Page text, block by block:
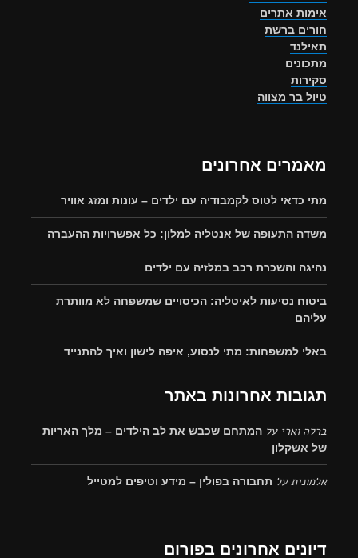
אימות אתרים
חורים ברשת
תאילנד
מתכונים
סקירות
טיול בר מצווה
מאמרים אחרונים
מתי כדאי לטוס לקמבודיה עם ילדים – עונות ומזג אוויר
משדה התעופה של אנטליה למלון: כל אפשרויות ההעברה
נהיגה והשכרת רכב במלזיה עם ילדים
ביטוח נסיעות לאיטליה: הכיסויים שמשפחה לא מוותרת
עליהם
באלי למשפחות: מתי לנסוע, איפה לישון ואיך להתנייד
תגובות אחרונות באתר
ברלה וארי על המתחם שכבש את לב הילדים – מלך האריות
של אשקלון
אלמוניתעל תחבורה בפולין – מידע וטיפים למטייל
דיונים אחרונים בפורום